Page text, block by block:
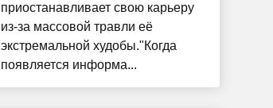
приостанавливает свою карьеру
из-за массовой травли её
экстремальной худобы."Когда
появляется информа...